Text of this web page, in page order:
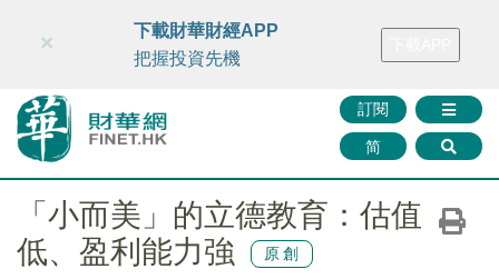
財華智庫網 FINTV FINMETA 財華證券 媒體矩陣
訂閱
简
×
下載財華財經APP
把握投資先機
「小而美」的立德教育：估值
低、盈利能力強
原創